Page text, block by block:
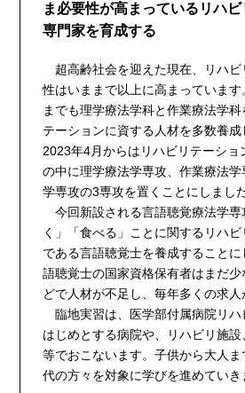
ま必要性が高まっているリハ
専門家を育成する
超高齢社会を迎えた現在、リハビ
性はいままで以上に高まっていま
までも理学療法学科と作業療法学
テーションに資する人材を多数養成
2023年4月からはリハビリテーショ
の中に理学療法学専攻、作業療法
学専攻の3専攻を置くことにしました
今回新設される言語聴覚療法学専
く」「食べる」ことに関するリハ
である言語聴覚士を養成すること
語聴覚士の国家資格保有者はまだ
どで人材が不足し、毎年多くの求人
臨地実習は、医学部付属病院リハ
はじめとする病院や、リハビリ施
等でおこないます。子供から大人
代の方々を対象に学びを進めていき